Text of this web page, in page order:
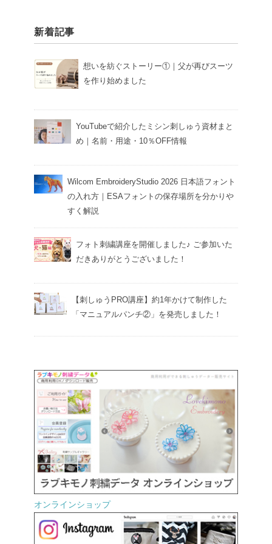
新着記事
想いを紡ぐストーリー①｜父が再びスーツ
を作り始めました
YouTubeで紹介したミシン刺しゅう資材まと
め｜名前・用途・10％OFF情報
Wilcom EmbroideryStudio 2026 日本語フォント
の入れ方｜ESAフォントの保存場所を分かりや
すく解説
フォト刺繍講座を開催しました♪ ご参加いた
だきありがとうございました！
【刺しゅうPRO講座】約1年かけて制作した
「マニュアルパンチ②」を発売しました！
オンラインショップ